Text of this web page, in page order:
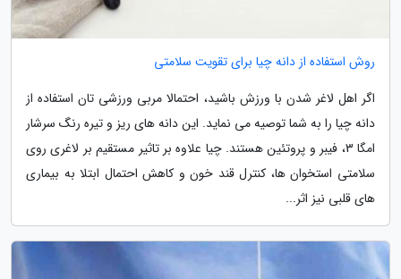
روش استفاده از دانه چیا برای تقویت سلامتی
اگر اهل لاغر شدن با ورزش باشید، احتمالا مربی ورزشی تان استفاده از
دانه چیا را به شما توصیه می نماید. این دانه های ریز و تیره رنگ سرشار
امگا 3، فیبر و پروتئین هستند. چیا علاوه بر تاثیر مستقیم بر لاغری روی
سلامتی استخوان ها، کنترل قند خون و کاهش احتمال ابتلا به بیماری
های قلبی نیز اثر...